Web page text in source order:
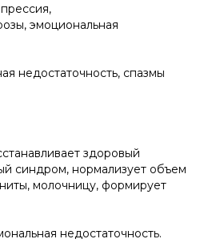
эмоциональная
недостаточность, спазмы
здоровый
синдром, нормализует объем
молочницу, формирует
недостаточность.